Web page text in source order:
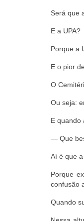
Será que
E a UPA?
Porque a
E o pior
O
Ou seja:
E quando
— Que
Aí é que a
Porque
confusão
Quando